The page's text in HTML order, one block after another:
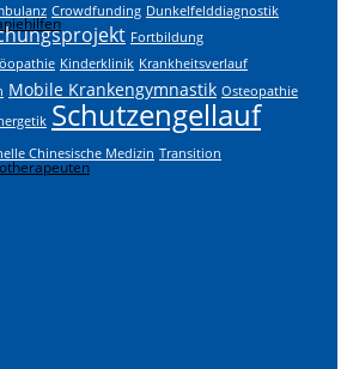
Crowdfunding Dunkelfelddiagnostik
Fortbildung
Kinderklinik Krankheitsverlauf
Mobile Krankengymnastik Osteopathie
Schutzengellauf
Chinesische Medizin Transition